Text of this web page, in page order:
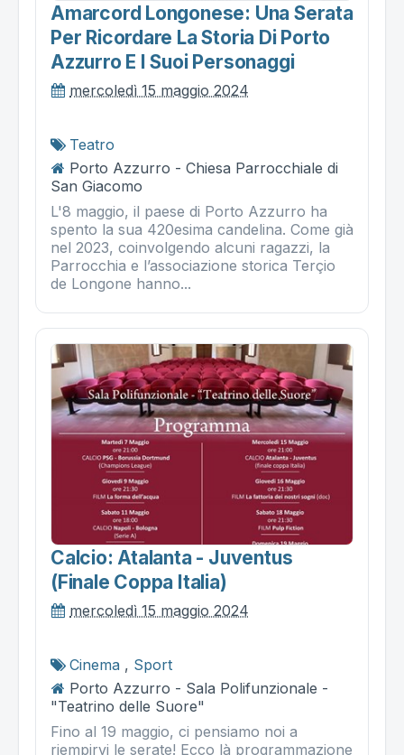
Amarcord Longonese: Una Serata
Per Ricordare La Storia Di Porto
Azzurro E I Suoi Personaggi
mercoledì 15 maggio 2024
Teatro
Porto Azzurro - Chiesa Parrocchiale di
San Giacomo
L'8 maggio, il paese di Porto Azzurro ha
spento la sua 420esima candelina. Come già
nel 2023, coinvolgendo alcuni ragazzi, la
Parrocchia e l’associazione storica Terçio
de Longone hanno...
Calcio: Atalanta - Juventus
(finale Coppa Italia)
mercoledì 15 maggio 2024
Cinema , Sport
Porto Azzurro - Sala Polifunzionale -
"Teatrino delle Suore"
Fino al 19 maggio, ci pensiamo noi a
riempirvi le serate! Ecco là programmazione